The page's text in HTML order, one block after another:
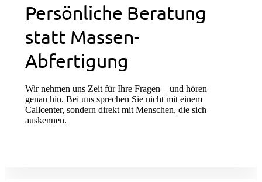
Persönliche Beratung
statt Massen-
Abfertigung
Wir nehmen uns Zeit für Ihre Fragen – und hören
genau hin. Bei uns sprechen Sie nicht mit einem
Callcenter, sondern direkt mit Menschen, die sich
auskennen.